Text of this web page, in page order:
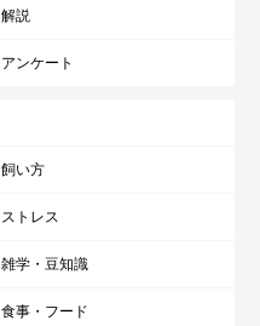
解説
アンケート
飼い方
ストレス
雑学・豆知識
食事・フード